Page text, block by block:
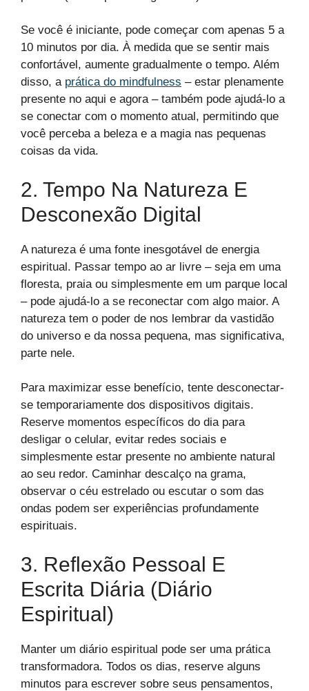
Se você é iniciante, pode começar com apenas 5 a
10 minutos por dia. À medida que se sentir mais
confortável, aumente gradualmente o tempo. Além
disso, a prática do mindfulness – estar plenamente
presente no aqui e agora – também pode ajudá-lo a
se conectar com o momento atual, permitindo que
você perceba a beleza e a magia nas pequenas
coisas da vida.
2. Tempo Na Natureza E
Desconexão Digital
A natureza é uma fonte inesgotável de energia
espiritual. Passar tempo ao ar livre – seja em uma
floresta, praia ou simplesmente em um parque local
– pode ajudá-lo a se reconectar com algo maior. A
natureza tem o poder de nos lembrar da vastidão
do universo e da nossa pequena, mas significativa,
parte nele.
Para maximizar esse benefício, tente desconectar-
se temporariamente dos dispositivos digitais.
Reserve momentos específicos do dia para
desligar o celular, evitar redes sociais e
simplesmente estar presente no ambiente natural
ao seu redor. Caminhar descalço na grama,
observar o céu estrelado ou escutar o som das
ondas podem ser experiências profundamente
espirituais.
3. Reflexão Pessoal E
Escrita Diária (Diário
Espiritual)
Manter um diário espiritual pode ser uma prática
transformadora. Todos os dias, reserve alguns
minutos para escrever sobre seus pensamentos,